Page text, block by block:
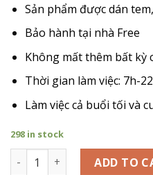
Sản phẩm được dán
Bảo hành tại nhà Free
Không mất thêm bất kỳ
Thời gian làm việc: 7h-
Làm việc cả buổi tối và
298 in stock
Giá Thay Ắc Quy xe đạp
ADD TO